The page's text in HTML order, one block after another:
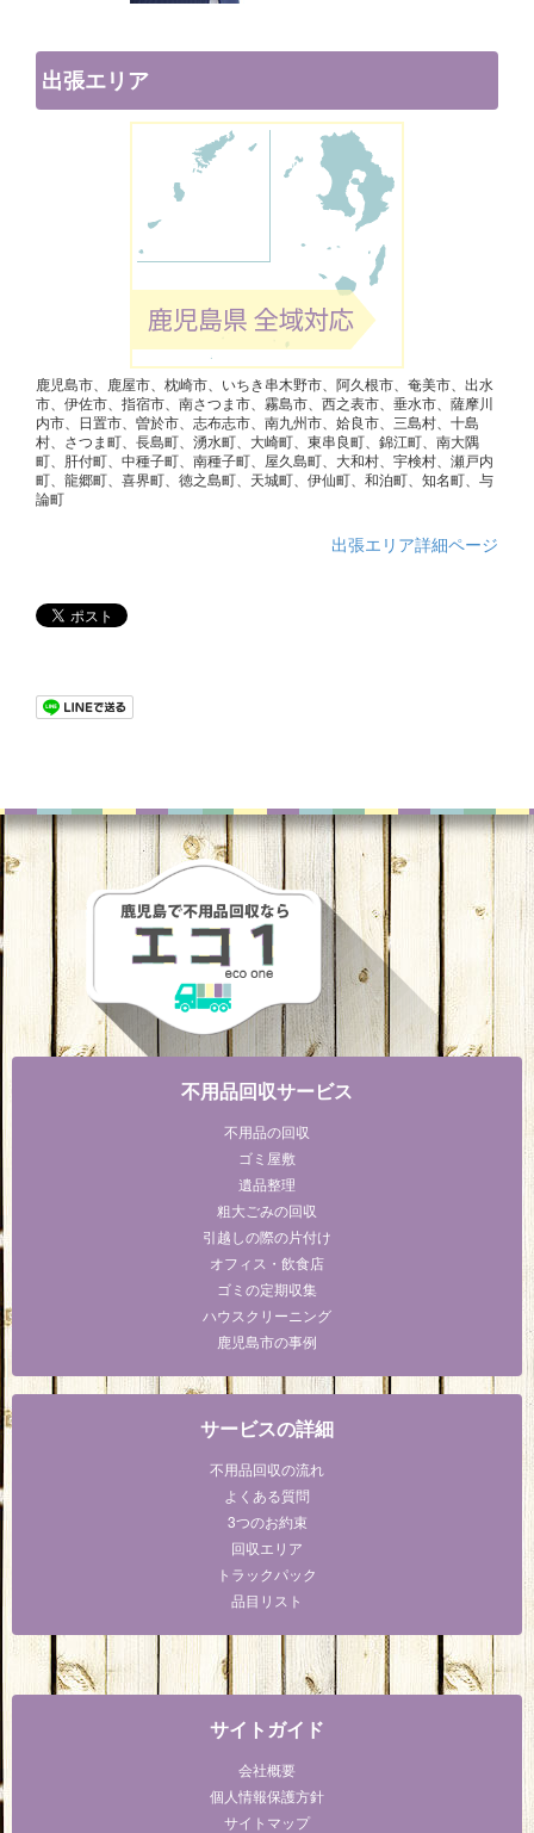
出張エリア
鹿児島市、鹿屋市、枕崎市、いちき串木野市、阿久根市、奄美市、出水
市、伊佐市、指宿市、南さつま市、霧島市、西之表市、垂水市、薩摩川
内市、日置市、曽於市、志布志市、南九州市、姶良市、三島村、十島
村、さつま町、長島町、湧水町、大崎町、東串良町、錦江町、南大隅
町、肝付町、中種子町、南種子町、屋久島町、大和村、宇検村、瀬戸内
町、龍郷町、喜界町、徳之島町、天城町、伊仙町、和泊町、知名町、与
論町
出張エリア詳細ページ
不用品回収サービス
不用品の回収
ゴミ屋敷
遺品整理
粗大ごみの回収
引越しの際の片付け
オフィス・飲食店
ゴミの定期収集
ハウスクリーニング
鹿児島市の事例
サービスの詳細
不用品回収の流れ
よくある質問
3つのお約束
回収エリア
トラックパック
品目リスト
サイトガイド
会社概要
個人情報保護方針
サイトマップ